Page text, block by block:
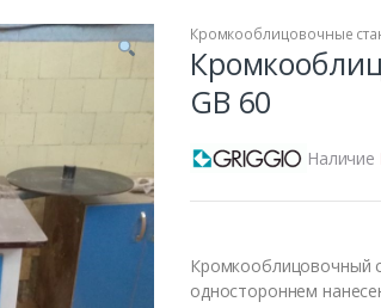
Кромкооблицовочные
GB 60
Наличие
Кромкооблицовочный
одностороннем